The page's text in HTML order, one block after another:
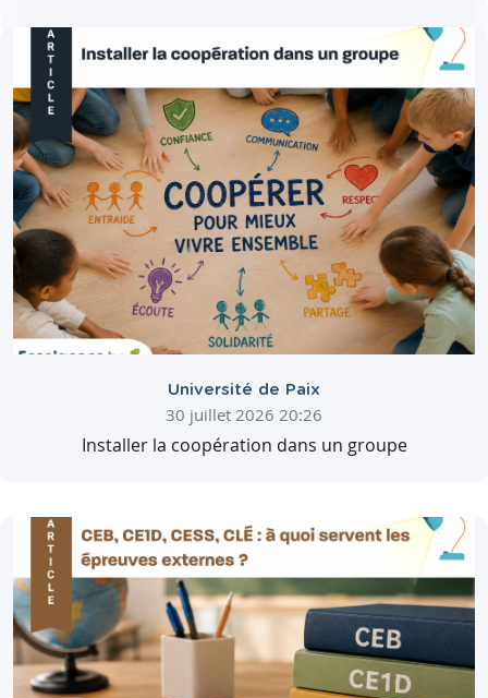
Université de Paix
30 juillet 2026 20:26
Installer la coopération dans un groupe